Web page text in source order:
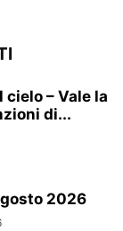
– Vale la
di...
2026